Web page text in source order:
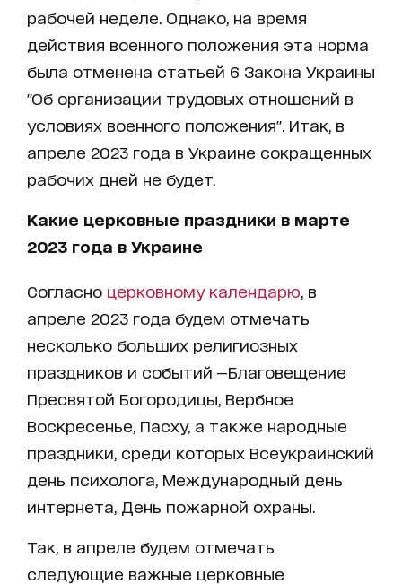
рабочей неделе. Однако, на время
действия военного положения эта норма
была отменена статьей 6 Закона Украины
"Об организации трудовых отношений в
условиях военного положения". Итак, в
апреле 2023 года в Украине сокращенных
рабочих дней не будет.
Какие церковные праздники в марте
2023 года в Украине
Согласно церковному календарю , в
апреле 2023 года будем отмечать
несколько больших религиозных
праздников и событий —Благовещение
Пресвятой Богородицы, Вербное
Воскресенье, Пасху, а также народные
праздники, среди которых Всеукраинский
день психолога, Международный день
интернета, День пожарной охраны.
Так, в апреле будем отмечать
следующие важные церковные